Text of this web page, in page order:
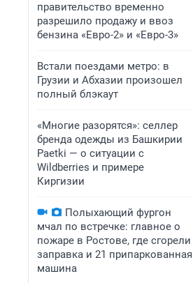
правительство временно
разрешило продажу и ввоз
бензина «Евро-2» и «Евро-3»
Встали поездами метро: в
Грузии и Абхазии произошел
полный блэкаут
«Многие разорятся»: селлер
бренда одежды из Башкирии
Paetki — о ситуации с
Wildberries и примере
Киргизии
Полыхающий фургон
мчал по встречке: главное о
пожаре в Ростове, где сгорели
заправка и 21 припаркованная
машина